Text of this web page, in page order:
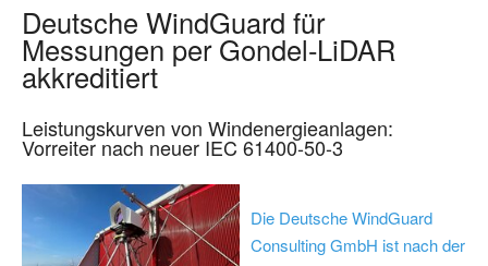
Deutsche WindGuard für
Messungen per Gondel-LiDAR
akkreditiert
Leistungskurven von Windenergieanlagen:
Vorreiter nach neuer IEC 61400-50-3
Die Deutsche WindGuard
Consulting GmbH ist nach der